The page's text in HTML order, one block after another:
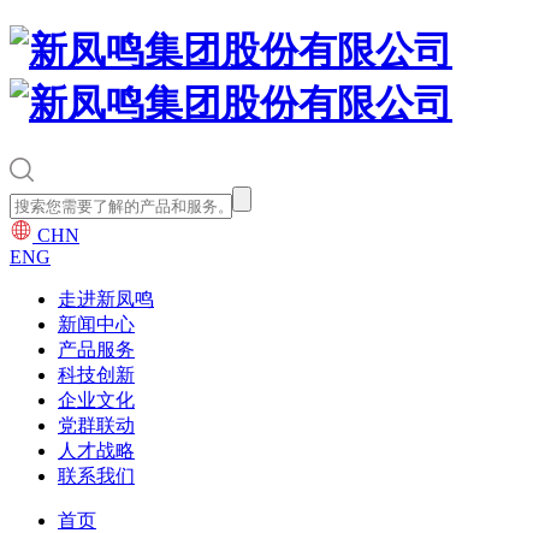
CHN
ENG
走进新凤鸣
新闻中心
产品服务
科技创新
企业文化
党群联动
人才战略
联系我们
首页